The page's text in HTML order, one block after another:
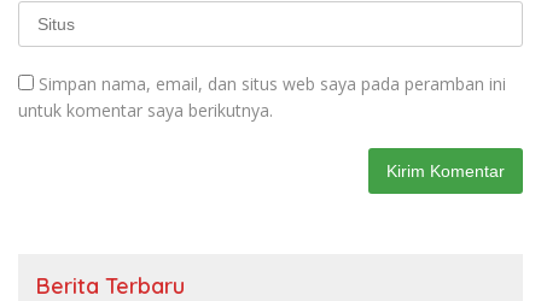
Simpan nama, email, dan situs web saya pada peramban ini
untuk komentar saya berikutnya.
Berita Terbaru